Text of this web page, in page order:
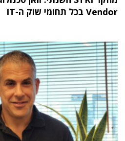
Vendor בכל תחומי שוק ה-IT